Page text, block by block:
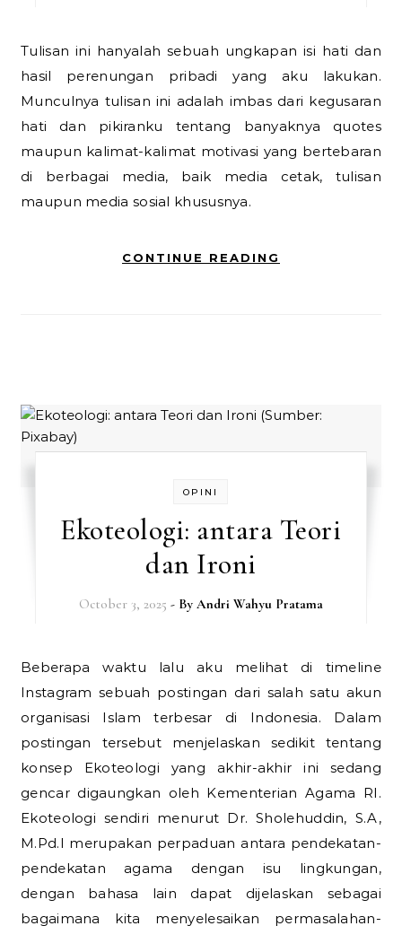
Tulisan ini hanyalah sebuah ungkapan isi hati dan
hasil perenungan pribadi yang aku lakukan.
Munculnya tulisan ini adalah imbas dari kegusaran
hati dan pikiranku tentang banyaknya quotes
maupun kalimat-kalimat motivasi yang bertebaran
di berbagai media, baik media cetak, tulisan
maupun media sosial khususnya.
CONTINUE READING
OPINI
Ekoteologi: antara Teori
dan Ironi
October 3, 2025 - By Andri Wahyu Pratama
Beberapa waktu lalu aku melihat di timeline
Instagram sebuah postingan dari salah satu akun
organisasi Islam terbesar di Indonesia. Dalam
postingan tersebut menjelaskan sedikit tentang
konsep Ekoteologi yang akhir-akhir ini sedang
gencar digaungkan oleh Kementerian Agama RI.
Ekoteologi sendiri menurut Dr. Sholehuddin, S.A,
M.Pd.I merupakan perpaduan antara pendekatan-
pendekatan agama dengan isu lingkungan,
dengan bahasa lain dapat dijelaskan sebagai
bagaimana kita menyelesaikan permasalahan-